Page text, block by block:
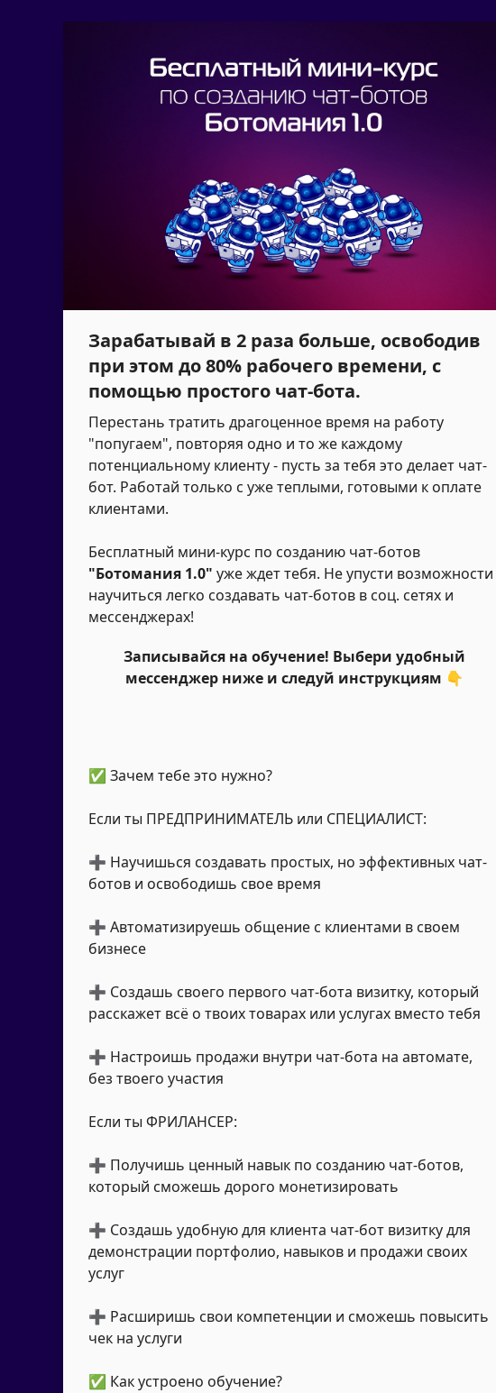
Зарабатывай в 2 раза больше, освободив
при этом до 80% рабочего времени, с
помощью простого чат-бота.
Перестань тратить драгоценное время на работу
"попугаем", повторяя одно и то же каждому
потенциальному клиенту - пусть за тебя это делает чат-
бот. Работай только с уже теплыми, готовыми к оплате
клиентами.
Бесплатный мини-курс по созданию чат-ботов
"Ботомания 1.0" уже ждет тебя. Не упусти возможности
научиться легко создавать чат-ботов в соц. сетях и
мессенджерах!
Записывайся на обучение! Выбери удобный
мессенджер ниже и следуй инструкциям 👇
✅ Зачем тебе это нужно?
Если ты ПРЕДПРИНИМАТЕЛЬ или СПЕЦИАЛИСТ:
➕ Научишься создавать простых, но эффективных чат-
ботов и освободишь свое время
➕ Автоматизируешь общение с клиентами в своем
бизнесе
➕ Создашь своего первого чат-бота визитку, который
расскажет всё о твоих товарах или услугах вместо тебя
➕ Настроишь продажи внутри чат-бота на автомате,
без твоего участия
Если ты ФРИЛАНСЕР:
➕ Получишь ценный навык по созданию чат-ботов,
который сможешь дорого монетизировать
➕ Создашь удобную для клиента чат-бот визитку для
демонстрации портфолио, навыков и продажи своих
услуг
➕ Расширишь свои компетенции и сможешь повысить
чек на услуги
✅ Как устроено обучение?